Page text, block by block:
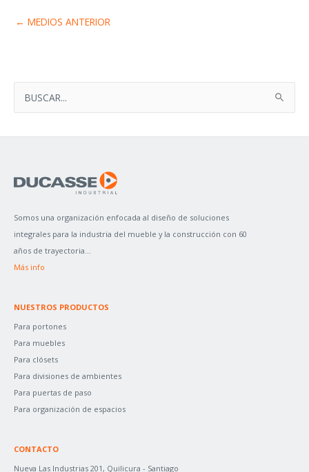
S
O
R
:
← MEDIOS ANTERIOR
Somos una organización enfocada al diseño de soluciones
integrales para la industria del mueble y la construcción con 60
años de trayectoria...
Más info
NUESTROS PRODUCTOS
Para portones
Para muebles
Para clósets
Para divisiones de ambientes
Para puertas de paso
Para organización de espacios
CONTACTO
Nueva Las Industrias 201, Quilicura - Santiago